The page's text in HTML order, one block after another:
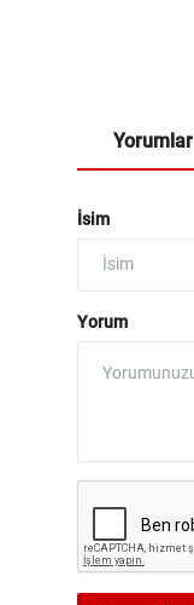
Yorumlar
İsim
Yorum